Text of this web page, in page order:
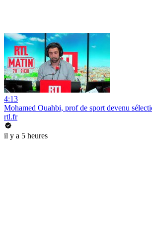
4:13
Mohamed Ouahbi, prof de sport devenu
rtl.fr
il y a 5 heures